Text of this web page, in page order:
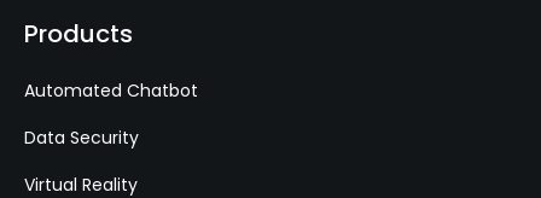
Products
Automated Chatbot
Data Security
Virtual Reality